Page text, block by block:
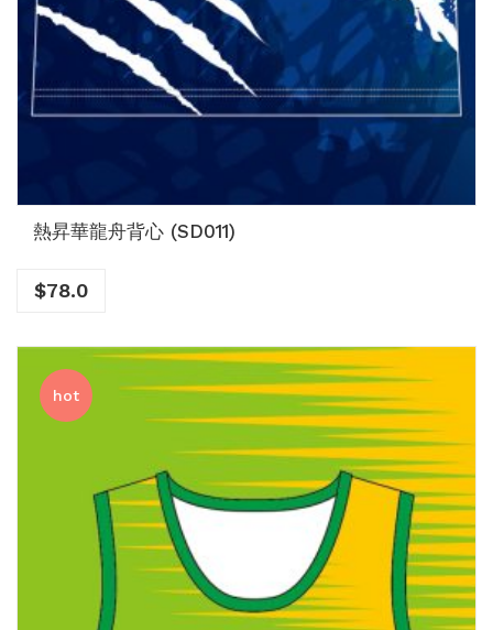
熱昇華龍舟背心 (SD011)
$78.0
hot